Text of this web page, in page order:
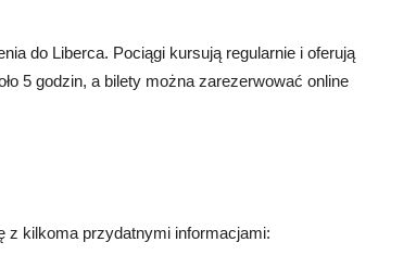
do Liberca. Pociągi kursują regularnie i oferują
5 godzin, a bilety można zarezerwować online
z kilkoma przydatnymi informacjami: